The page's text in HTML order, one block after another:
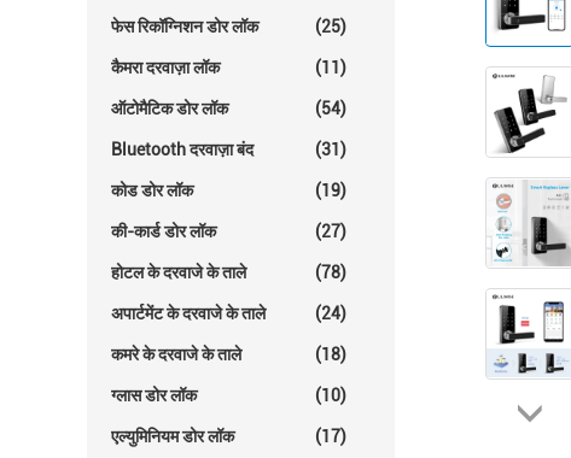
फेस रिकॉग्निशन डोर लॉक (25)
कैमरा दरवाज़ा लॉक (11)
ऑटोमैटिक डोर लॉक (54)
Bluetooth दरवाज़ा बंद (31)
कोड डोर लॉक (19)
की-कार्ड डोर लॉक (27)
होटल के दरवाजे के ताले (78)
अपार्टमेंट के दरवाजे के ताले (24)
कमरे के दरवाजे के ताले (18)
ग्लास डोर लॉक (10)
एल्युमिनियम डोर लॉक (17)